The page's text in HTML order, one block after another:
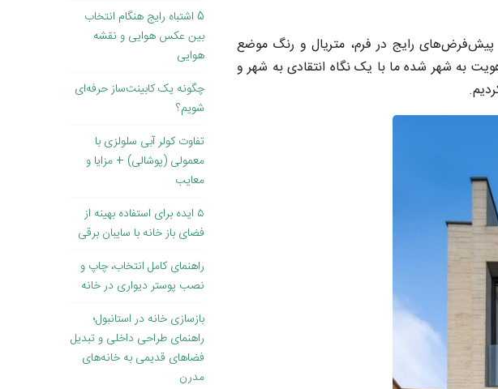
پیش‌فرض‌های رایج در فرم، متریال و رنگ موضع
به شهر شده ما با یک نگاه انتقادی به شهر و
5 اشتباه رایج هنگام انتخاب
بین عکس هوایی و نقشه
هوایی
چگونه یک کابینت‌ساز حرفه‌ای
شویم؟
تفاوت کولر آبی سلولزی با
معمولی (پوشالی) + مزایا و
معایب
۵ ایده برای استفاده بهینه از
فضای باز خانه با سایبان برقی
راهنمای کامل انتخاب، چاپ و
نصب پوستر دیواری در خانه
بازسازی خانه در استانبول؛
راهنمای طراحی داخلی و تبدیل
فضاهای قدیمی به خانه‌های
مدرن